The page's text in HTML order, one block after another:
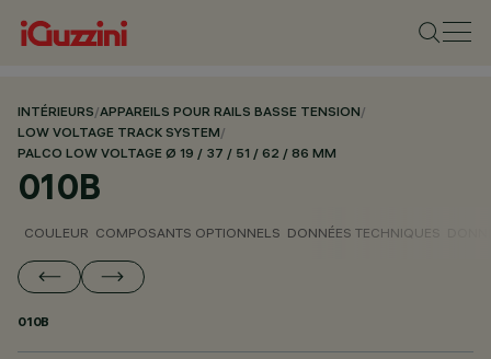
INTÉRIEURS/APPAREILS POUR RAILS BASSE TENSION/
LOW VOLTAGE TRACK SYSTEM/
PALCO LOW VOLTAGE Ø 19 / 37 / 51 / 62 / 86 MM
010B
COULEUR COMPOSANTS OPTIONNELS DONNÉES TECHNIQUES
010B